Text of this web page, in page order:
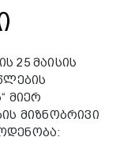
25 მაისის
მიერ
მიზნობრივი